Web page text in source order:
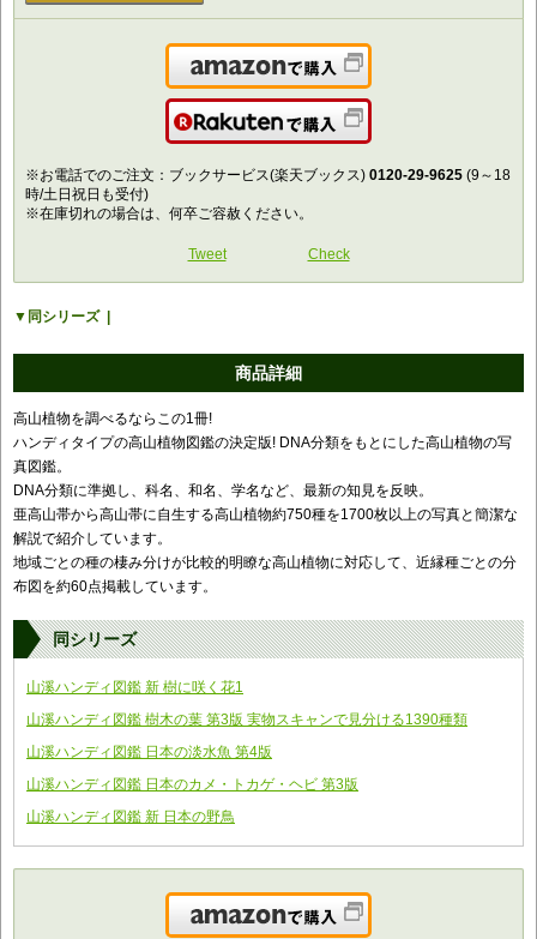
Amazonで購入
楽天で購入
※お電話でのご注文：ブックサービス(楽天ブックス) 0120-29-9625 (9～18
時/土日祝日も受付)
※在庫切れの場合は、何卒ご容赦ください。
Tweet Check
同シリーズ
商品詳細
高山植物を調べるならこの1冊!
ハンディタイプの高山植物図鑑の決定版! DNA分類をもとにした高山植物の写
真図鑑。
DNA分類に準拠し、科名、和名、学名など、最新の知見を反映。
亜高山帯から高山帯に自生する高山植物約750種を1700枚以上の写真と簡潔な
解説で紹介しています。
地域ごとの種の棲み分けが比較的明瞭な高山植物に対応して、近縁種ごとの分
布図を約60点掲載しています。
同シリーズ
山溪ハンディ図鑑 新 樹に咲く花1
山溪ハンディ図鑑 樹木の葉 第3版 実物スキャンで見分ける1390種類
山溪ハンディ図鑑 日本の淡水魚 第4版
山溪ハンディ図鑑 日本のカメ・トカゲ・ヘビ 第3版
山溪ハンディ図鑑 新 日本の野鳥
Amazonで購入